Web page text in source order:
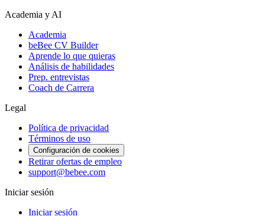
Academia y AI
Academia
beBee CV Builder
Aprende lo que quieras
Análisis de habilidades
Prep. entrevistas
Coach de Carrera
Legal
Política de privacidad
Términos de uso
Configuración de cookies
Retirar ofertas de empleo
support@bebee.com
Iniciar sesión
Iniciar sesión